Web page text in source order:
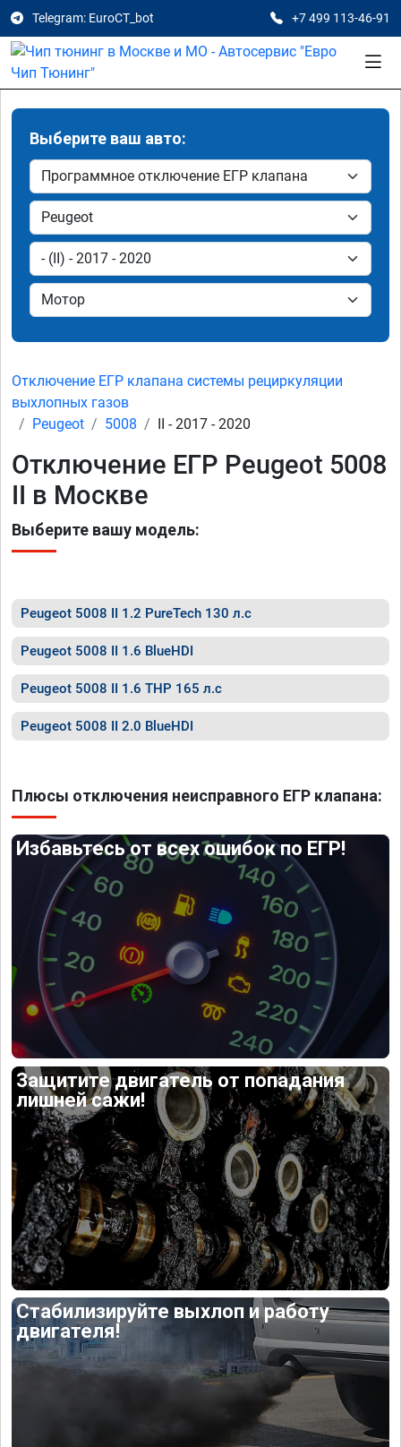
Telegram: EuroCT_bot +7 499 113-46-91
Выберите ваш авто:
Отключение ЕГР клапана системы рециркуляции
выхлопных газов
Peugeot
5008 II - 2017 - 2020
Отключение ЕГР Peugeot 5008
II в Москве
Выберите вашу модель:
Peugeot 5008 II 1.2 PureTech 130 л.с
Peugeot 5008 II 1.6 BlueHDI
Peugeot 5008 II 1.6 THP 165 л.с
Peugeot 5008 II 2.0 BlueHDI
Плюсы отключения неисправного ЕГР клапана:
Избавьтесь от всех ошибок по ЕГР!
Защитите двигатель от попадания
лишней сажи!
Стабилизируйте выхлоп и работу
двигателя!